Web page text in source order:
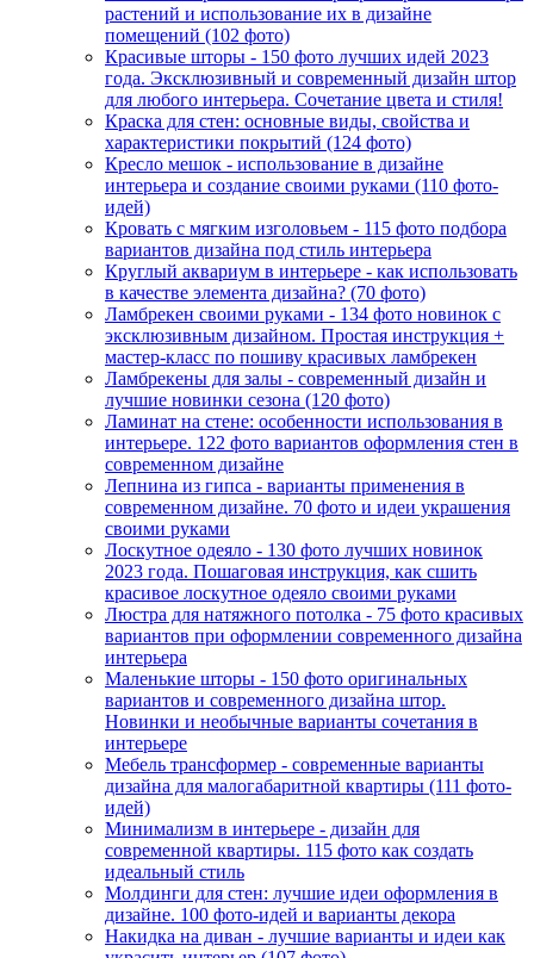
растений и использование их в дизайне
помещений (102 фото)
Красивые шторы - 150 фото лучших идей 2023
года. Эксклюзивный и современный дизайн штор
для любого интерьера. Сочетание цвета и стиля!
Краска для стен: основные виды, свойства и
характеристики покрытий (124 фото)
Кресло мешок - использование в дизайне
интерьера и создание своими руками (110 фото-
идей)
Кровать с мягким изголовьем - 115 фото подбора
вариантов дизайна под стиль интерьера
Круглый аквариум в интерьере - как использовать
в качестве элемента дизайна? (70 фото)
Ламбрекен своими руками - 134 фото новинок с
эксклюзивным дизайном. Простая инструкция +
мастер-класс по пошиву красивых ламбрекен
Ламбрекены для залы - современный дизайн и
лучшие новинки сезона (120 фото)
Ламинат на стене: особенности использования в
интерьере. 122 фото вариантов оформления стен в
современном дизайне
Лепнина из гипса - варианты применения в
современном дизайне. 70 фото и идеи украшения
своими руками
Лоскутное одеяло - 130 фото лучших новинок
2023 года. Пошаговая инструкция, как сшить
красивое лоскутное одеяло своими руками
Люстра для натяжного потолка - 75 фото красивых
вариантов при оформлении современного дизайна
интерьера
Маленькие шторы - 150 фото оригинальных
вариантов и современного дизайна штор.
Новинки и необычные варианты сочетания в
интерьере
Мебель трансформер - современные варианты
дизайна для малогабаритной квартиры (111 фото-
идей)
Минимализм в интерьере - дизайн для
современной квартиры. 115 фото как создать
идеальный стиль
Молдинги для стен: лучшие идеи оформления в
дизайне. 100 фото-идей и варианты декора
Накидка на диван - лучшие варианты и идеи как